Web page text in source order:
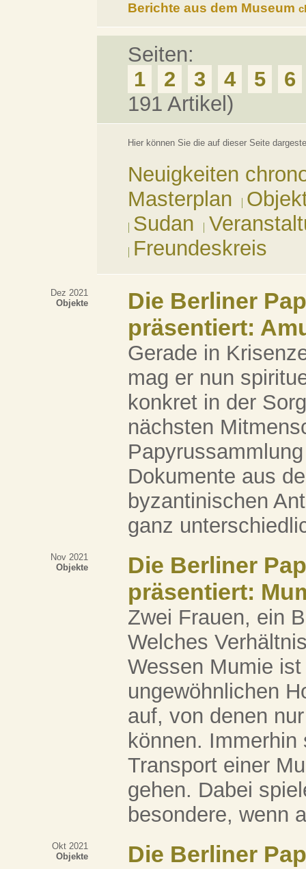
Berichte aus dem Museum
Seiten:
1
2 3 4 5
6
191 Artikel)
Hier können Sie die auf dieser Seite
Neuigkeiten
Masterplan
Sudan
Freundeskreis
Dez 2021
Objekte
Die Berliner
präsentiert:
Gerade in
mag er nun
konkret in der
nächsten
Dokumente aus
byzantinischen
ganz
Nov 2021
Objekte
Die Berliner
präsentiert:
Zwei Frauen, ein
Welches
Wessen Mumie
ungewöhnlichen
auf, von denen
können.
Transport einer
gehen. Dabei
besondere, wenn
Okt 2021
Objekte
Die Berliner